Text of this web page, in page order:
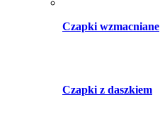
Czapki wzmacniane
Czapki z daszkiem